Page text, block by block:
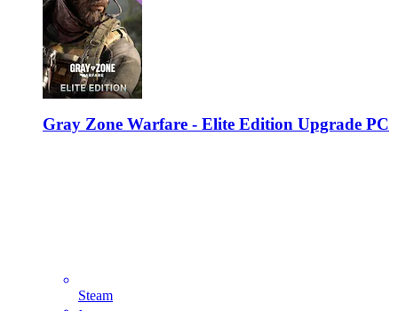
Gray Zone Warfare - Elite Edition Upgrade PC
Steam